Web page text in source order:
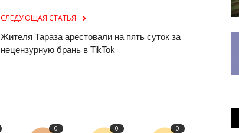
СЛЕДУЮЩАЯ СТАТЬЯ
Жителя Тараза арестовали на пять суток за
нецензурную брань в TikTok
0 0 0